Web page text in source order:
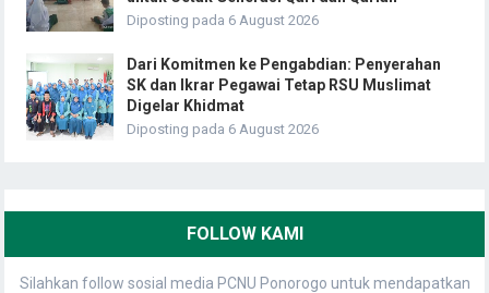
Diposting pada 6 August 2026
Dari Komitmen ke Pengabdian: Penyerahan
SK dan Ikrar Pegawai Tetap RSU Muslimat
Digelar Khidmat
Diposting pada 6 August 2026
FOLLOW KAMI
Silahkan follow sosial media PCNU Ponorogo untuk mendapatkan